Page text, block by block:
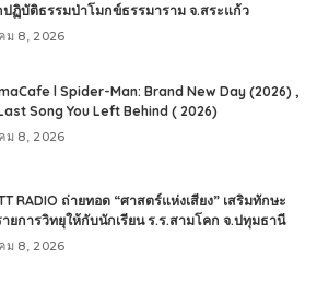
ปฏิบัติธรรมป่าโมกข์ธรรมาราม จ.สระแก้ว
ม 8, 2026
l Spider-Man: Brand New Day (2026) ,
Song You Left Behind ( 2026)
ม 8, 2026
RADIO ถ่ายทอด “ศาสตร์แห่งเสียง” เสริมทักษะ
ยการวิทยุให้กับนักเรียน ร.ร.สามโคก จ.ปทุมธานี
ม 8, 2026